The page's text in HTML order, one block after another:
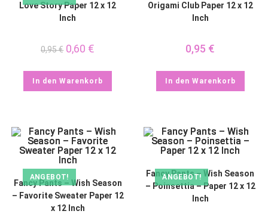
Love Story Paper 12 x 12
Inch
0,95€ 0,60 €
In den Warenkorb
Origami Club Paper 12 x 12
Inch
0,95 €
In den Warenkorb
ANGEBOT!
Fancy Pants – Wish Season
– Favorite Sweater Paper 12
x 12 Inch
ANGEBOT!
Fancy Pants – Wish Season
– Poinsettia – Paper 12 x 12
Inch